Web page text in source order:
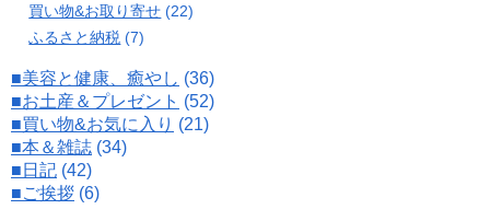
買い物&お取り寄せ (22)
ふるさと納税 (7)
■美容と健康、癒やし (36)
■お土産＆プレゼント (52)
■買い物&お気に入り (21)
■本＆雑誌 (34)
■日記 (42)
■ご挨拶 (6)